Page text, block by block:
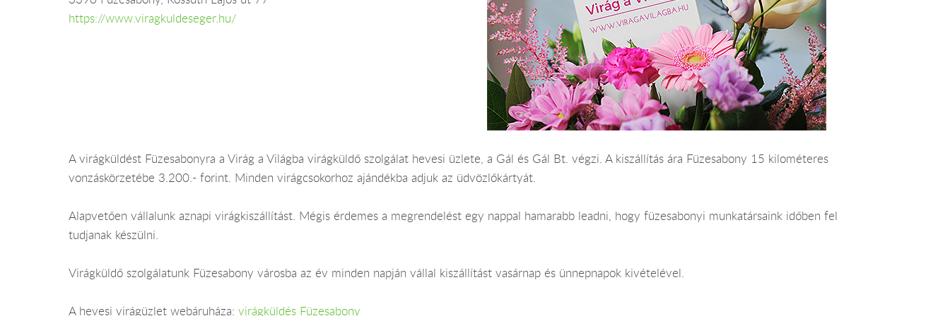
https://www.viragkuldeseger.hu/
A virágküldést Füzesabonyra a Virág a Világba virágküldő szolgálat hevesi üzlete, a Gál és Gál Bt. végzi. A kiszállítás ára Füzesabony 15 kilométeres
vonzáskörzetébe 3.200.- forint. Minden virágcsokorhoz ajándékba adjuk az üdvözlőkártyát.
Alapvetően vállalunk aznapi virágkiszállítást. Mégis érdemes a megrendelést egy nappal hamarabb leadni, hogy füzesabonyi munkatársaink időben fel
tudjanak készülni.
Virágküldő szolgálatunk Füzesabony városba az év minden napján vállal kiszállítást vasárnap és ünnepnapok kivételével.
A hevesi virágüzlet webáruháza: virágküldés Füzesabony